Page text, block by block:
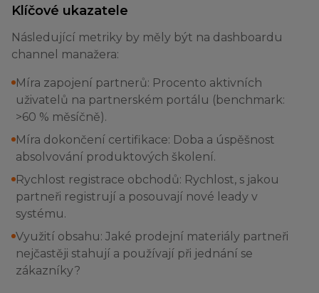
Klíčové ukazatele
Následující metriky by měly být na dashboardu
channel manažera:
Míra zapojení partnerů: Procento aktivních
uživatelů na partnerském portálu (benchmark:
>60 % měsíčně).
Míra dokončení certifikace: Doba a úspěšnost
absolvování produktových školení.
Rychlost registrace obchodů: Rychlost, s jakou
partneři registrují a posouvají nové leady v
systému.
Využití obsahu: Jaké prodejní materiály partneři
nejčastěji stahují a používají při jednání se
zákazníky?